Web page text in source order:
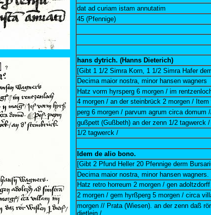
dat ad curiam istam annutatim
45 (Pfennige)
hans dytrich. (Hanns Dieterich)
[Gibt 1 1/2 Simra Korn, 1 1/2 Simra Hafer
Decima maior nostra, minor hansen wagners
Hatz vorm hyrsperg 6 morgen / im
4 morgen / an der steinbrück 2 morgen / Item
perg 6 morgen / parvum agrum circa domum
gußpett (Gußbeth) an der zenn 1/2 tagwerck
1/2 tagwerck /
Idem de alio bono.
[Gibt 2 Pfund Heller 20 Pfennige derm
Decima maior nostra, minor hansen wagners.
Hatz retro horreum 2 morgen / gen
2 morgen / gem hyrßperg 5 morgen / circa
morgen // Prata (Wiesen). an der zenn daß
dietlein /